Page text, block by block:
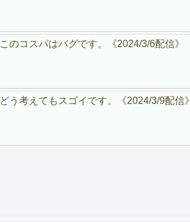
このコスパはバグです。《2024/3/6配信》
どう考えてもスゴイです。《2024/3/9配信》